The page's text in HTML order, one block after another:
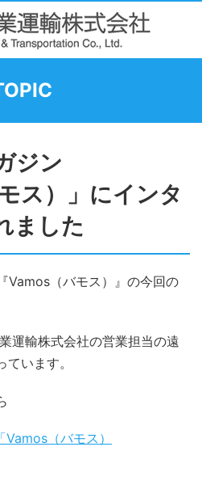
ジン
ス）」にインタ
ました
Vamos（バモス）』の今回の
運輸株式会社の営業担当の遠
います。
（バモス）